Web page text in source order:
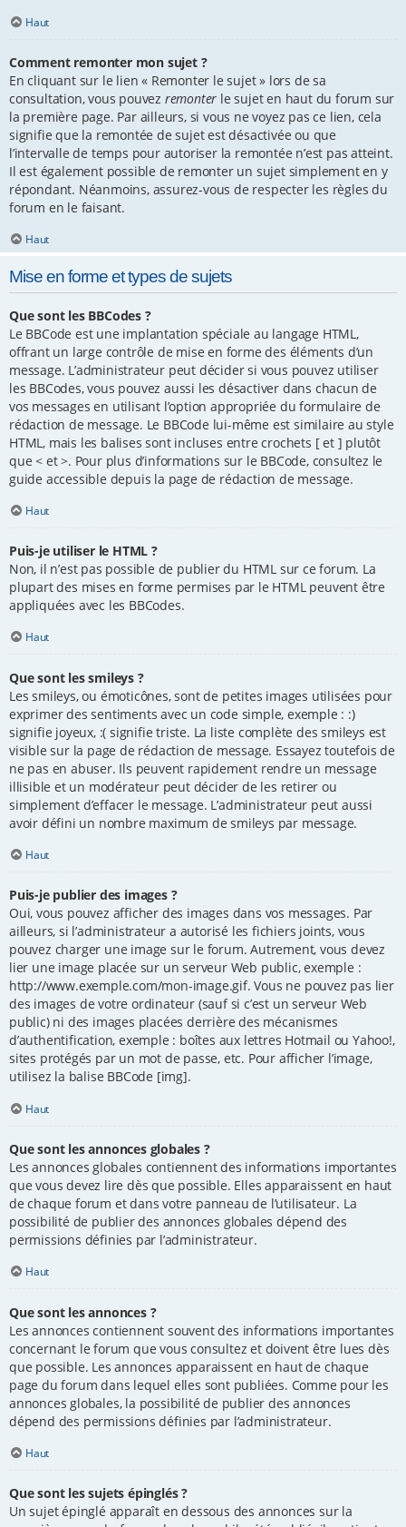
Haut
Comment remonter mon sujet ?
En cliquant sur le lien « Remonter le sujet » lors de sa
consultation, vous pouvez remonter le sujet en haut du forum sur
la première page. Par ailleurs, si vous ne voyez pas ce lien, cela
signifie que la remontée de sujet est désactivée ou que
l’intervalle de temps pour autoriser la remontée n’est pas atteint.
Il est également possible de remonter un sujet simplement en y
répondant. Néanmoins, assurez-vous de respecter les règles du
forum en le faisant.
Haut
Mise en forme et types de sujets
Que sont les BBCodes ?
Le BBCode est une implantation spéciale au langage HTML,
offrant un large contrôle de mise en forme des éléments d’un
message. L’administrateur peut décider si vous pouvez utiliser
les BBCodes, vous pouvez aussi les désactiver dans chacun de
vos messages en utilisant l’option appropriée du formulaire de
rédaction de message. Le BBCode lui-même est similaire au style
HTML, mais les balises sont incluses entre crochets [ et ] plutôt
que < et >. Pour plus d’informations sur le BBCode, consultez le
guide accessible depuis la page de rédaction de message.
Haut
Puis-je utiliser le HTML ?
Non, il n’est pas possible de publier du HTML sur ce forum. La
plupart des mises en forme permises par le HTML peuvent être
appliquées avec les BBCodes.
Haut
Que sont les smileys ?
Les smileys, ou émoticônes, sont de petites images utilisées pour
exprimer des sentiments avec un code simple, exemple : :)
signifie joyeux, :( signifie triste. La liste complète des smileys est
visible sur la page de rédaction de message. Essayez toutefois de
ne pas en abuser. Ils peuvent rapidement rendre un message
illisible et un modérateur peut décider de les retirer ou
simplement d’effacer le message. L’administrateur peut aussi
avoir défini un nombre maximum de smileys par message.
Haut
Puis-je publier des images ?
Oui, vous pouvez afficher des images dans vos messages. Par
ailleurs, si l’administrateur a autorisé les fichiers joints, vous
pouvez charger une image sur le forum. Autrement, vous devez
lier une image placée sur un serveur Web public, exemple :
http://www.exemple.com/mon-image.gif. Vous ne pouvez pas lier
des images de votre ordinateur (sauf si c’est un serveur Web
public) ni des images placées derrière des mécanismes
d’authentification, exemple : boîtes aux lettres Hotmail ou Yahoo!,
sites protégés par un mot de passe, etc. Pour afficher l’image,
utilisez la balise BBCode [img].
Haut
Que sont les annonces globales ?
Les annonces globales contiennent des informations importantes
que vous devez lire dès que possible. Elles apparaissent en haut
de chaque forum et dans votre panneau de l’utilisateur. La
possibilité de publier des annonces globales dépend des
permissions définies par l’administrateur.
Haut
Que sont les annonces ?
Les annonces contiennent souvent des informations importantes
concernant le forum que vous consultez et doivent être lues dès
que possible. Les annonces apparaissent en haut de chaque
page du forum dans lequel elles sont publiées. Comme pour les
annonces globales, la possibilité de publier des annonces
dépend des permissions définies par l’administrateur.
Haut
Que sont les sujets épinglés ?
Un sujet épinglé apparaît en dessous des annonces sur la